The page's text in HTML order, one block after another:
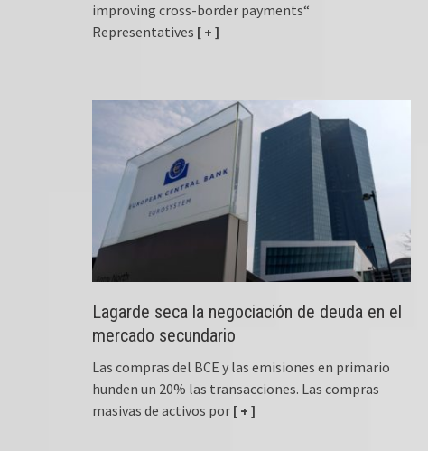
improving cross-border payments“
Representatives [ + ]
Lagarde seca la negociación de deuda en el
mercado secundario
Las compras del BCE y las emisiones en primario
hunden un 20% las transacciones. Las compras
masivas de activos por [ + ]